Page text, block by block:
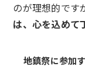
のが理想的です
は、心を込めて
地鎮祭に参加